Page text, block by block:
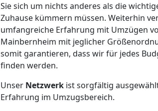
Sie sich um nichts anderes als die
Zuhause kümmern müssen. Weiterhin
umfangreiche Erfahrung mit Umzügen
Mainbernheim mit jeglicher
somit garantieren, dass wir für jedes
finden werden.
Unser Netzwerk ist sorgfältig
Erfahrung im Umzugsbereich.